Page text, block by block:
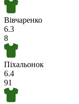
Вівчаренко
6.3
8
Піхальонок
6.4
91